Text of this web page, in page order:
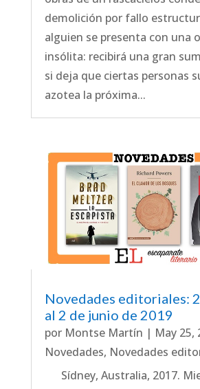
demolición por fallo
alguien se presenta con una
insólita: recibirá una gran
si deja que ciertas personas
azotea la próxima...
Novedades editoriales:
al 2 de junio de 2019
por Montse Martín | May 25,
Novedades, Novedades
Sídney, Australia, 2017.